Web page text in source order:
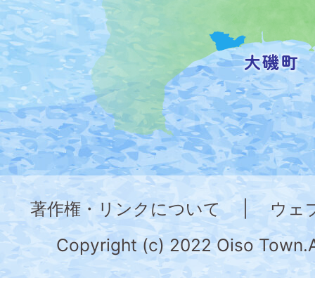
を
記
し
た
地
図。
神
奈
川
県
の
著作権・リンクについて
ウェ
Copyright (c) 2022 Oiso